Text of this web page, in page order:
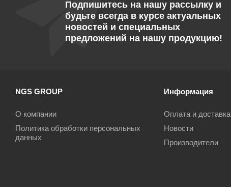
Подпишитесь на нашу рассылку и
будьте всегда в курсе актуальных
новостей и специальных
предложений на нашу продукцию!
NGS GROUP
О компании
Политика обработки персональных
данных
Информация
Оплата и доставка
Новости
Производители